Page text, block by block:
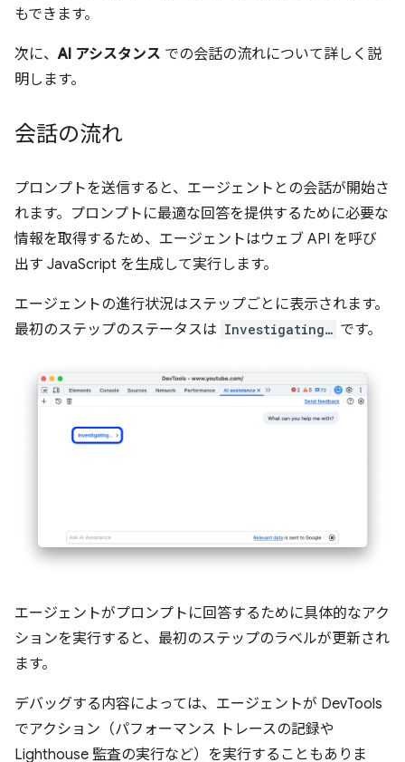
もできます。
次に、AI アシスタンス での会話の流れについて詳しく説
明します。
会話の流れ
プロンプトを送信すると、エージェントとの会話が開始さ
れます。プロンプトに最適な回答を提供するために必要な
情報を取得するため、エージェントはウェブ API を呼び
出す JavaScript を生成して実行します。
エージェントの進行状況はステップごとに表示されます。
最初のステップのステータスは Investigating… です。
エージェントがプロンプトに回答するために具体的なアク
ションを実行すると、最初のステップのラベルが更新され
ます。
デバッグする内容によっては、エージェントが DevTools
でアクション（パフォーマンス トレースの記録や
Lighthouse 監査の実行など）を実行することもありま